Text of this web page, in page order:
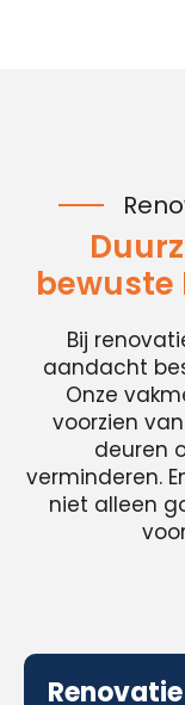
bewuste
Bij
aandacht
Onze
voorzien
deuren
verminderen.
niet alleen